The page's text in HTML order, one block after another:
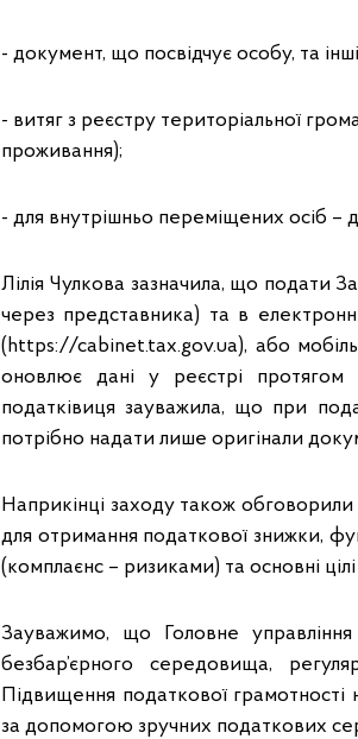
- документ, що посвідчує особу, та
- витяг з реєстру територіальної
проживання);
- для внутрішньо переміщених осіб –
Лілія Чулкова зазначила, що
через представника) та в
(https://cabinet.tax.gov.ua), або
оновлює дані у реєстрі протягом
податківиця зауважила, що при
потрібно надати лише оригінали
Наприкінці заходу також
для отримання податкової знижки,
(комплаєнс – ризиками) та основні
Зауважимо, що Головне
безбар’єрного середовища,
Підвищення податкової грамотності
за допомогою зручних податкових